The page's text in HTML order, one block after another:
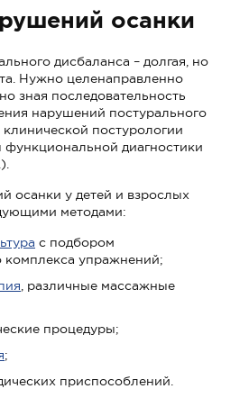
осанки
дисбаланса – долгая, но
Нужно целенаправленно
зная последовательность
нарушений постурального
постурологии
диагностики
осанки у детей и взрослых
методами:
с подбором
комплекса упражнений;
, различные массажные
процедуры;
;
приспособлений.